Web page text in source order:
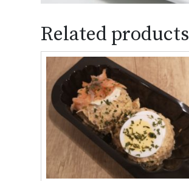
Related products